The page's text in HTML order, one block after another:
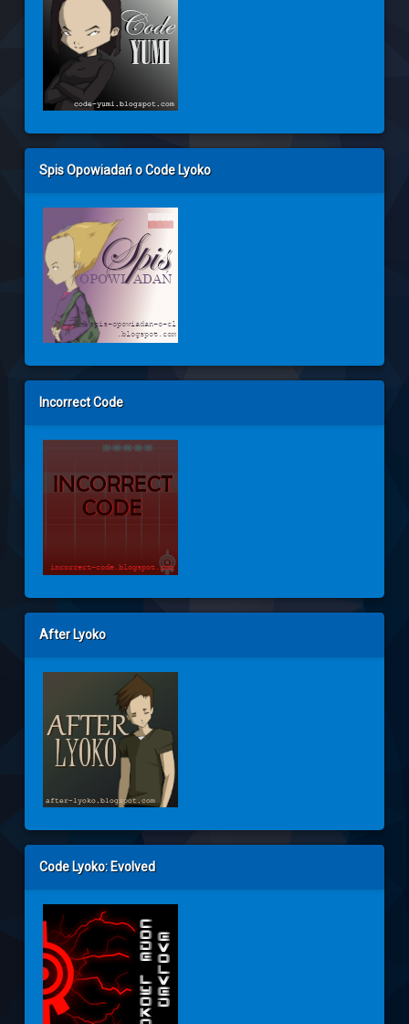
Spis Opowiadań o Code Lyoko
Incorrect Code
After Lyoko
Code Lyoko: Evolved